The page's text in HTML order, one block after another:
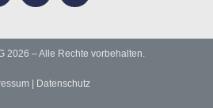
2026 – Alle Rechte vorbehalten.
| Datenschutz